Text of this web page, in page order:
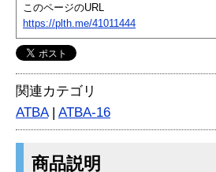
このページのURL
https://plth.me/41011444
関連カテゴリ
ATBA| ATBA-16
商品説明